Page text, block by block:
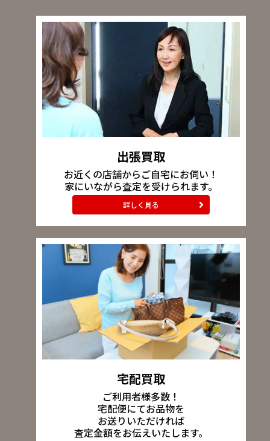
出張買取
お近くの店舗からご自宅にお伺い！
家にいながら査定を受けられます。
詳しく見る
宅配買取
ご利用者様多数！
宅配便にてお品物を
お送りいただければ
査定金額をお伝えいたします。